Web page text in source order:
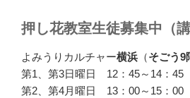
押し花教室生徒募集中（
よみうりカルチャー横浜 （そごう9
第1、第3日曜日 12：45～14：45
第2、第4月曜日 13：00～15：00